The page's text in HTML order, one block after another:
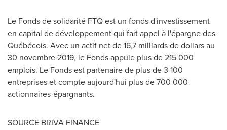
Le Fonds de solidarité FTQ est un fonds d'investissement
en capital de développement qui fait appel à l'épargne des
Québécois. Avec un actif net de 16,7 milliards de dollars au
30 novembre 2019, le Fonds appuie plus de 215 000
emplois. Le Fonds est partenaire de plus de 3 100
entreprises et compte aujourd'hui plus de 700 000
actionnaires-épargnants.
SOURCE BRIVA FINANCE